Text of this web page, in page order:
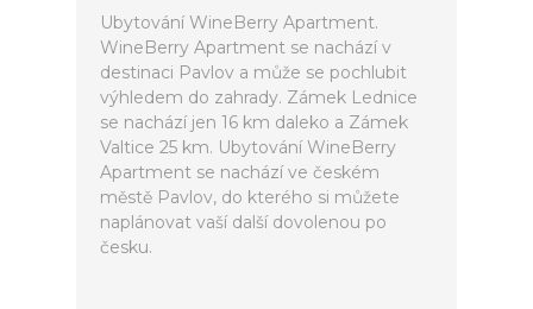
Ubytování WineBerry Apartment.
WineBerry Apartment se nachází v
destinaci Pavlov a může se pochlubit
výhledem do zahrady. Zámek Lednice
se nachází jen 16 km daleko a Zámek
Valtice 25 km. Ubytování WineBerry
Apartment se nachází ve českém
městě Pavlov, do kterého si můžete
naplánovat vaší další dovolenou po
česku.